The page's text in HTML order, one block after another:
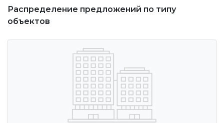
Распределение предложений по типу
объектов